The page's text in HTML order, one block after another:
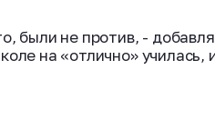
были не против, -
на «отлично» училась,